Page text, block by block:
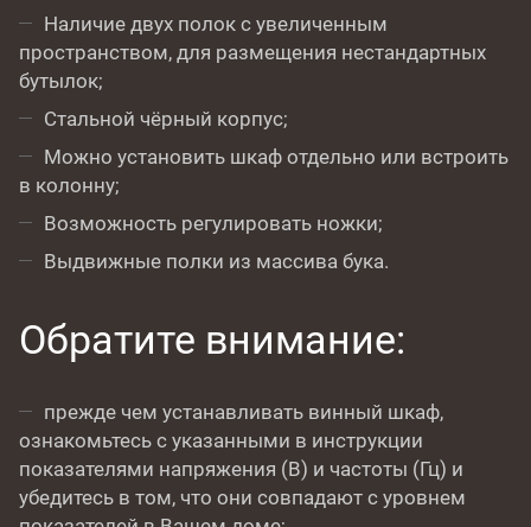
Наличие двух полок с увеличенным
пространством, для размещения нестандартных
бутылок;
Стальной чёрный корпус;
Можно установить шкаф отдельно или встроить
в колонну;
Возможность регулировать ножки;
Выдвижные полки из массива бука.
Обратите внимание:
прежде чем устанавливать винный шкаф,
ознакомьтесь с указанными в инструкции
показателями напряжения (В) и частоты (Гц) и
убедитесь в том, что они совпадают с уровнем